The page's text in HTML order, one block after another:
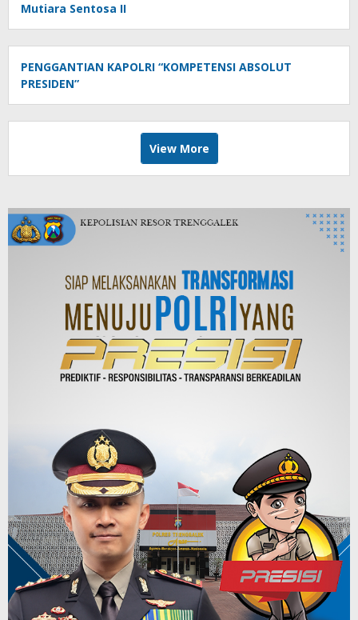
Mutiara Sentosa II
PENGGANTIAN KAPOLRI “KOMPETENSI ABSOLUT
PRESIDEN”
View More